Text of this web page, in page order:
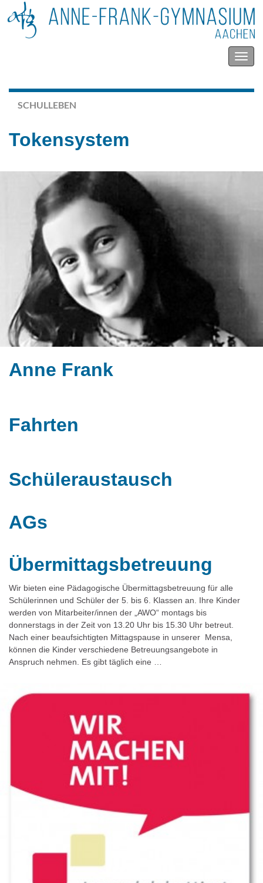
SCHULLEBEN
Tokensystem
Anne Frank
Fahrten
Schüleraustausch
AGs
Übermittagsbetreuung
Wir bieten eine Pädagogische Übermittagsbetreuung für alle
Schülerinnen und Schüler der 5. bis 6. Klassen an. Ihre Kinder
werden von Mitarbeiter/innen der „AWO“ montags bis
donnerstags in der Zeit von 13.20 Uhr bis 15.30 Uhr betreut.
Nach einer beaufsichtigten Mittagspause in unserer Mensa,
können die Kinder verschiedene Betreuungsangebote in
Anspruch nehmen. Es gibt täglich eine …